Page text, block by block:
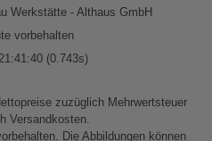
Werkstätte - Althaus GmbH
vorbehalten
(0.743s)
zuzüglich Mehrwertsteuer
Versandkosten.
Die Abbildungen können